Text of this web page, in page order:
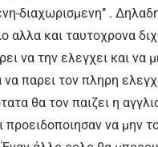
διαχωρισμενη’’ .
αλλα και ταυτοχρονα
να την ελεγχει και να
να παρει τον πληρη
θα τον παιζει η
προειδοποιησαν να μην